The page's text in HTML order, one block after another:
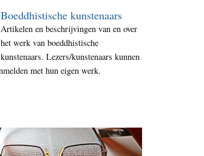
Boeddhistische kunstenaars
Artikelen en beschrijvingen van en over
het werk van boeddhistische
kunstenaars. Lezers/kunstenaars kunnen
met hun eigen werk.